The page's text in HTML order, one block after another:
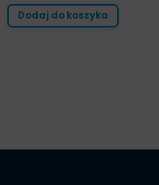
Dodaj do koszyka